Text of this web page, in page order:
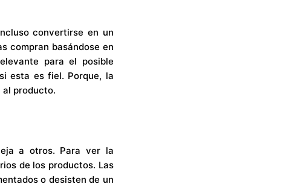
convertirse en un
compran basándose en
para el posible
esta es fiel. Porque, la
al producto.
a otros. Para ver la
de los productos. Las
o desisten de un